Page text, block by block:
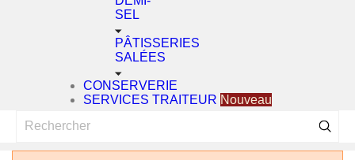
SEL
PÂTISSERIES
SALÉES
CONSERVERIE
SERVICES TRAITEUR Nouveau